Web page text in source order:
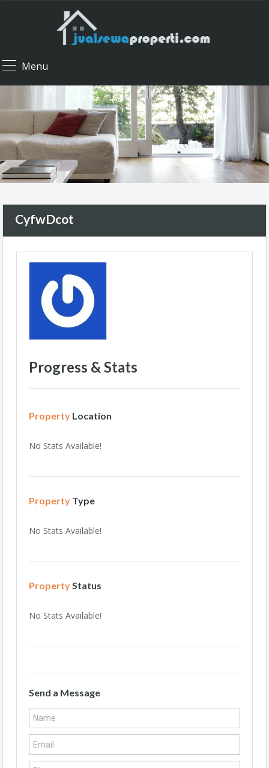
Menu
CyfwDcot
Progress & Stats
Property Location
No Stats Available!
Property Type
No Stats Available!
Property Status
No Stats Available!
Send a Message